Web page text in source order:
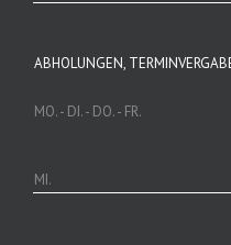
ABHOLUNGEN,
MO. - DI. - DO. - FR.
MI.